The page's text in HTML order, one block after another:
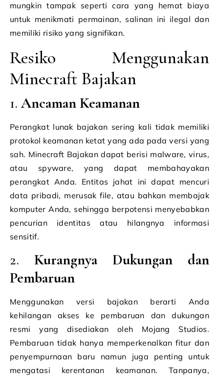
mungkin tampak seperti cara yang hemat biaya
untuk menikmati permainan, salinan ini ilegal dan
memiliki risiko yang signifikan.
Resiko Menggunakan
Minecraft Bajakan
1.Ancaman Keamanan
Perangkat lunak bajakan sering kali tidak memiliki
protokol keamanan ketat yang ada pada versi yang
sah. Minecraft Bajakan dapat berisi malware, virus,
atau spyware, yang dapat membahayakan
perangkat Anda. Entitas jahat ini dapat mencuri
data pribadi, merusak file, atau bahkan membajak
komputer Anda, sehingga berpotensi menyebabkan
pencurian identitas atau hilangnya informasi
sensitif.
2. Kurangnya Dukungan dan
Pembaruan
Menggunakan versi bajakan berarti Anda
kehilangan akses ke pembaruan dan dukungan
resmi yang disediakan oleh Mojang Studios.
Pembaruan tidak hanya memperkenalkan fitur dan
penyempurnaan baru namun juga penting untuk
mengatasi kerentanan keamanan. Tanpanya,